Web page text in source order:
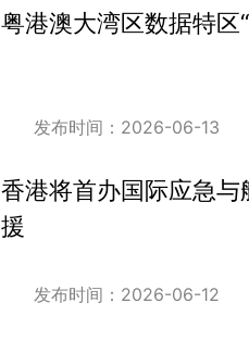
粤港澳大湾区数据特区
发布时间：2026-06-13
香港将首办国际应急
援
发布时间：2026-06-12